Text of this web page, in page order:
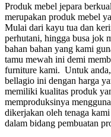
Produk mebel jepara
merupakan produk mebel
Mulai dari kayu tua dan
perhutani, hingga busa jok
bahan bahan yang kami
tamu mewah ini demi
furniture kami. Untuk
bellagio ini dengan harga
memiliki kualitas produk
memproduksinya
dikerjakan oleh tenaga
dalam bidang pembuatan